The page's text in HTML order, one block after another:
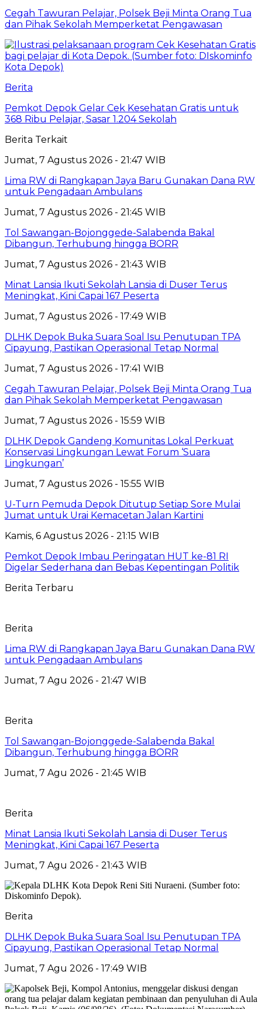
Cegah Tawuran Pelajar, Polsek Beji Minta Orang Tua
dan Pihak Sekolah Memperketat Pengawasan
Berita
Pemkot Depok Gelar Cek Kesehatan Gratis untuk
368 Ribu Pelajar, Sasar 1.204 Sekolah
Berita Terkait
Jumat, 7 Agustus 2026 - 21:47 WIB
Lima RW di Rangkapan Jaya Baru Gunakan Dana RW
untuk Pengadaan Ambulans
Jumat, 7 Agustus 2026 - 21:45 WIB
Tol Sawangan-Bojonggede-Salabenda Bakal
Dibangun, Terhubung hingga BORR
Jumat, 7 Agustus 2026 - 21:43 WIB
Minat Lansia Ikuti Sekolah Lansia di Duser Terus
Meningkat, Kini Capai 167 Peserta
Jumat, 7 Agustus 2026 - 17:49 WIB
DLHK Depok Buka Suara Soal Isu Penutupan TPA
Cipayung, Pastikan Operasional Tetap Normal
Jumat, 7 Agustus 2026 - 17:41 WIB
Cegah Tawuran Pelajar, Polsek Beji Minta Orang Tua
dan Pihak Sekolah Memperketat Pengawasan
Jumat, 7 Agustus 2026 - 15:59 WIB
DLHK Depok Gandeng Komunitas Lokal Perkuat
Konservasi Lingkungan Lewat Forum ‘Suara
Lingkungan’
Jumat, 7 Agustus 2026 - 15:55 WIB
U-Turn Pemuda Depok Ditutup Setiap Sore Mulai
Jumat untuk Urai Kemacetan Jalan Kartini
Kamis, 6 Agustus 2026 - 21:15 WIB
Pemkot Depok Imbau Peringatan HUT ke-81 RI
Digelar Sederhana dan Bebas Kepentingan Politik
Berita Terbaru
Berita
Lima RW di Rangkapan Jaya Baru Gunakan Dana RW
untuk Pengadaan Ambulans
Jumat, 7 Agu 2026 - 21:47 WIB
Berita
Tol Sawangan-Bojonggede-Salabenda Bakal
Dibangun, Terhubung hingga BORR
Jumat, 7 Agu 2026 - 21:45 WIB
Berita
Minat Lansia Ikuti Sekolah Lansia di Duser Terus
Meningkat, Kini Capai 167 Peserta
Jumat, 7 Agu 2026 - 21:43 WIB
Berita
DLHK Depok Buka Suara Soal Isu Penutupan TPA
Cipayung, Pastikan Operasional Tetap Normal
Jumat, 7 Agu 2026 - 17:49 WIB